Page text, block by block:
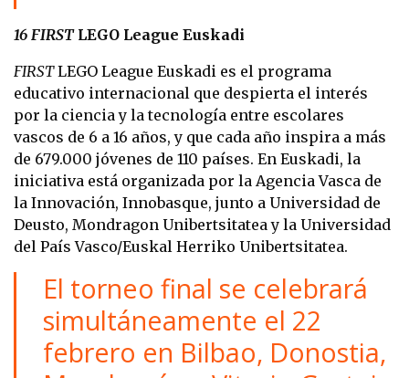
16 FIRST LEGO League Euskadi
FIRST LEGO League Euskadi es el programa
educativo internacional que despierta el interés
por la ciencia y la tecnología entre escolares
vascos de 6 a 16 años, y que cada año inspira a más
de 679.000 jóvenes de 110 países. En Euskadi, la
iniciativa está organizada por la Agencia Vasca de
la Innovación, Innobasque, junto a Universidad de
Deusto, Mondragon Unibertsitatea y la Universidad
del País Vasco/Euskal Herriko Unibertsitatea.
El torneo final se celebrará
simultáneamente el 22
febrero en Bilbao, Donostia,